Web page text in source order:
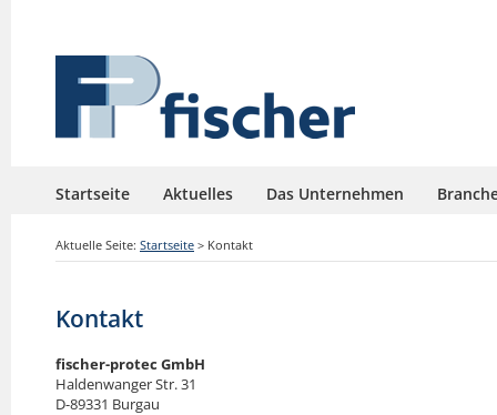
Startseite Aktuelles Das Unternehmen
Aktuelle Seite: Startseite > Kontakt
Kontakt
fischer-protec GmbH
Haldenwanger Str. 31
D-89331 Burgau